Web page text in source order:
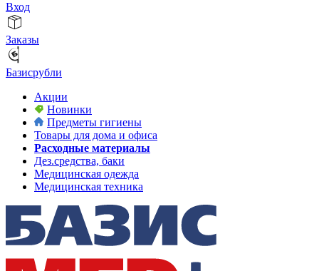
Вход
Заказы
Базисрубли
Акции
Новинки
Предметы гигиены
Товары для дома и офиса
Расходные материалы
Дез.средства, баки
Медицинская одежда
Медицинская техника